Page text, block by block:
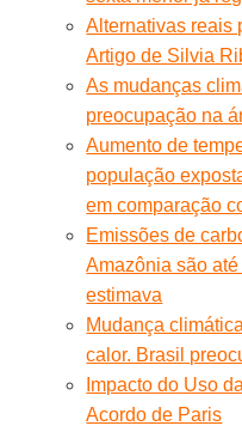
Alternativas reais
Artigo de Silvia
As mudanças
preocupação na
Aumento de
população
em comparação
Emissões de
Amazônia são
estimava
Mudança
calor. Brasil
Impacto do Uso
Acordo de Paris